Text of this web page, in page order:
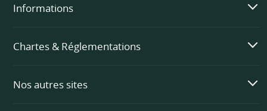
Informations
Chartes & Réglementations
Nos autres sites